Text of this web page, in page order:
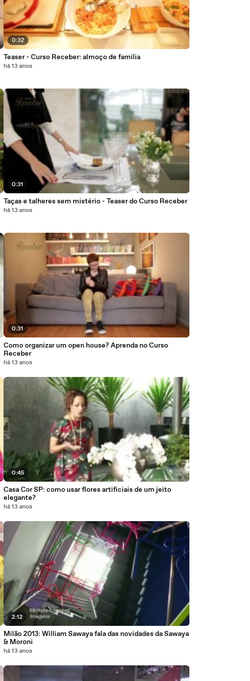
0:32
Teaser - Curso Receber: almoço de família
há 13 anos
0:31
Taças e talheres sem mistério - Teaser do Curso Receber
há 13 anos
0:31
Como organizar um open house? Aprenda no Curso
Receber
há 13 anos
0:45
Casa Cor SP: como usar flores artificiais de um jeito
elegante?
há 13 anos
2:12
Milão 2013: William Sawaya fala das novidades da Sawaya
& Moroni
há 13 anos